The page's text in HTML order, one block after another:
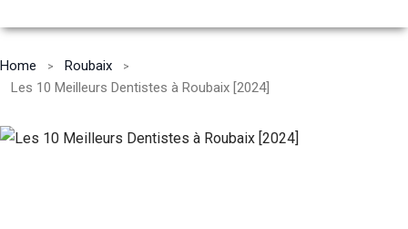
Home
Roubaix
Les 10 Meilleurs Dentistes à Roubaix [2024]